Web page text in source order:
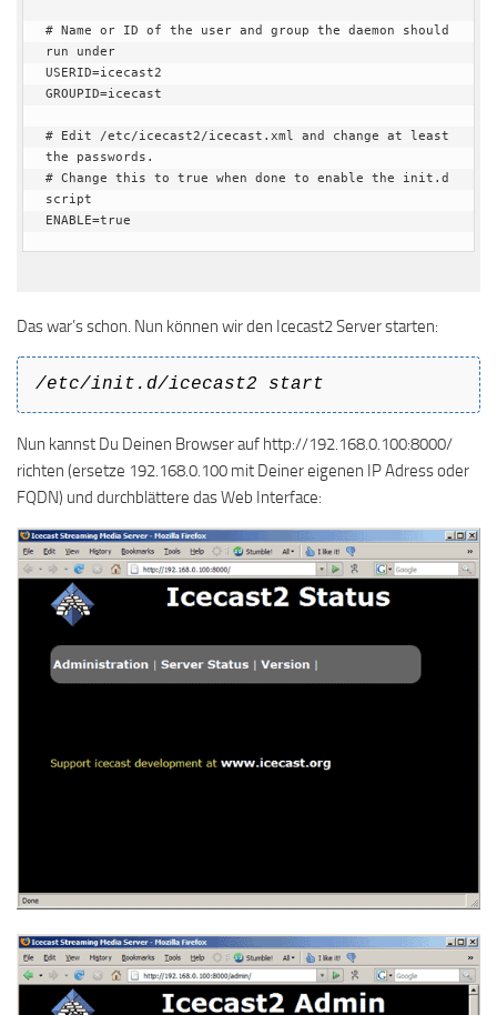
# Name or ID of the user and group the daemon should
run under
USERID=icecast2
GROUPID=icecast
# Edit /etc/icecast2/icecast.xml and change at least
the passwords.
# Change this to true when done to enable the init.d
script
ENABLE=true
Das war’s schon. Nun können wir den Icecast2 Server starten:
/etc/init.d/icecast2 start
Nun kannst Du Deinen Browser auf http://192.168.0.100:8000/
richten (ersetze 192.168.0.100 mit Deiner eigenen IP Adress oder
FQDN) und durchblättere das Web Interface: